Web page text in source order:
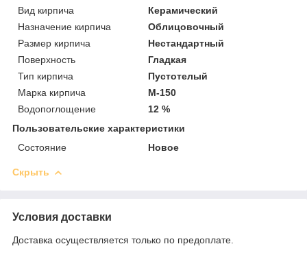
Вид кирпича
Керамический
Назначение кирпича
Облицовочный
Размер кирпича
Нестандартный
Поверхность
Гладкая
Тип кирпича
Пустотелый
Марка кирпича
М-150
Водопоглощение
12 %
Пользовательские характеристики
Состояние
Новое
Скрыть
Условия доставки
Доставка осуществляется только по предоплате.